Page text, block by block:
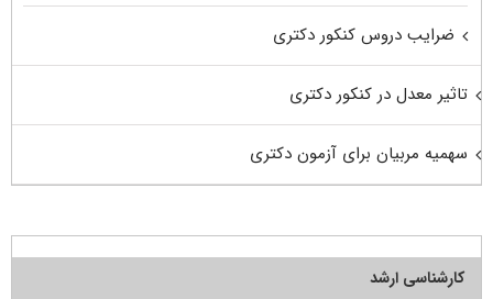
ضرایب دروس کنکور دکتری
تاثیر معدل در کنکور دکتری
سهمیه مربیان برای آزمون دکتری
کارشناسی ارشد